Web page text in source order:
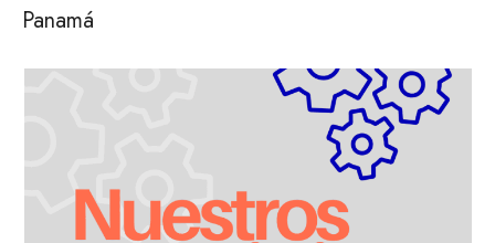
Panamá